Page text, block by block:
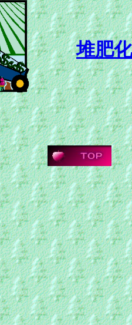
堆肥化